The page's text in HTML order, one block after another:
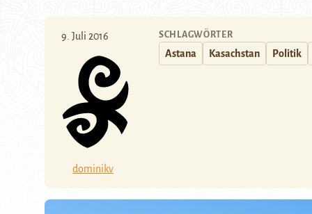
9. Juli 2016
dominikv
SCHLAGWÖRTER
Astana Kasachstan Politik